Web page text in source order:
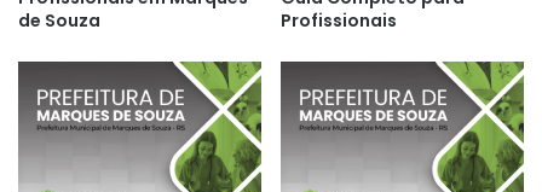
de Souza
Profissionais